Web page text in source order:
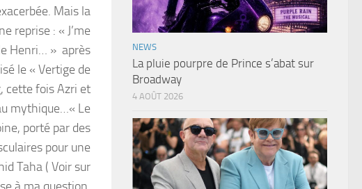
Mais la
reprise : « J’me
Henri… » après
le « Vertige de
cette fois Azri et
mythique…« Le
porté par des
pour une
Taha ( Voir sur
NEWS
La pluie pourpre de Prince s’abat sur
Broadway
4 AOÛT 2026